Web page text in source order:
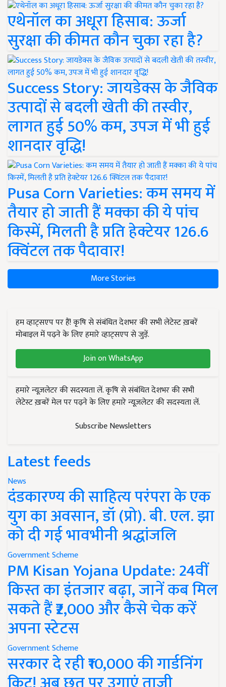
एथेनॉल का अधूरा हिसाब: ऊर्जा
सुरक्षा की कीमत कौन चुका रहा है?
Success Story: जायडेक्स के जैविक
उत्पादों से बदली खेती की तस्वीर,
लागत हुई 50% कम, उपज में भी हुई
शानदार वृद्धि!
Pusa Corn Varieties: कम समय में
तैयार हो जाती हैं मक्का की ये पांच
किस्में, मिलती है प्रति हेक्टेयर 126.6
क्विंटल तक पैदावार!
More Stories
हम व्हाट्सएप पर हैं! कृषि से संबंधित देशभर की सभी लेटेस्ट ख़बरें
मोबाइल में पढ़ने के लिए हमारे व्हाट्सएप से जुड़ें.
Join on WhatsApp
हमारे न्यूज़लेटर की सदस्यता लें. कृषि से संबंधित देशभर की सभी
लेटेस्ट ख़बरें मेल पर पढ़ने के लिए हमारे न्यूज़लेटर की सदस्यता लें.
Subscribe Newsletters
Latest feeds
News
दंडकारण्य की साहित्य परंपरा के एक
युग का अवसान, डॉ (प्रो). बी. एल. झा
को दी गई भावभीनी श्रद्धांजलि
Government Scheme
PM Kisan Yojana Update: 24वीं
किस्त का इंतजार बढ़ा, जानें कब मिल
सकते हैं ₹2,000 और कैसे चेक करें
अपना स्टेटस
Government Scheme
सरकार दे रही ₹10,000 की गार्डनिंग